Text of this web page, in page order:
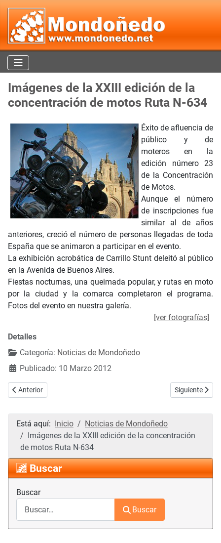
Imágenes de la XXIII edición de la
concentración de motos Ruta N-634
Éxito de afluencia de
público y de
moteros en la
edición número 23
de la Concentración
de Motos.
Aunque el número
de inscripciones fue
similar al de años
anteriores, creció el número de personas llegadas de toda
España que se animaron a participar en el evento.
La exhibición acrobática de Carrillo Stunt deleitó al público
en la Avenida de Buenos Aires.
Fiestas nocturnas, una queimada popular, y rutas en moto
por la ciudad y la comarca completaron el programa.
Fotos del evento en nuestra galería.
[ver fotografías]
Detalles
Categoría: Noticias de Mondoñedo
Publicado: 10 Marzo 2012
Artículo anterior: El PP local recuerda que la Ordenanza de
Anterior Artículo
Siguiente
Está aquí: Inicio
Noticias de Mondoñedo
Imágenes de la XXIII edición de la concentración
de motos Ruta N-634
Buscar
Buscar
Buscar